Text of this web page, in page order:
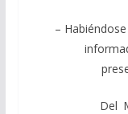
–
Del